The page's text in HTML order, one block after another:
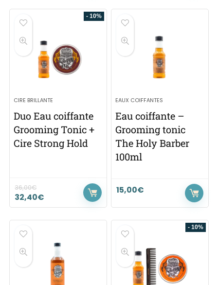
- 10%
CIRE BRILLANTE
Duo Eau coiffante
Grooming Tonic +
Cire Strong Hold
36,00€
32,40€
EAUX COIFFANTES
Eau coiffante –
Grooming tonic
The Holy Barber
100ml
15,00€
- 10%